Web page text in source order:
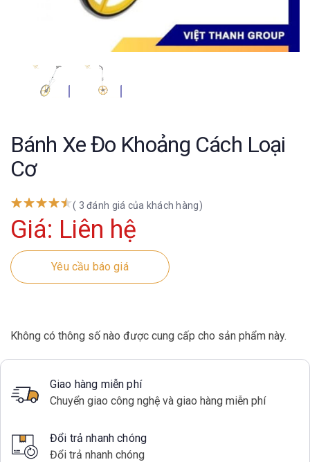
Bánh Xe Đo Khoảng Cách Loại
Cơ
( 3 đánh giá của khách hàng)
Giá: Liên hệ
Yêu cầu báo giá
Không có thông số nào được cung cấp cho sản phẩm này.
Giao hàng miễn phí
Chuyển giao công nghệ và giao hàng miễn phí
Đổi trả nhanh chóng
Đổi trả nhanh chóng